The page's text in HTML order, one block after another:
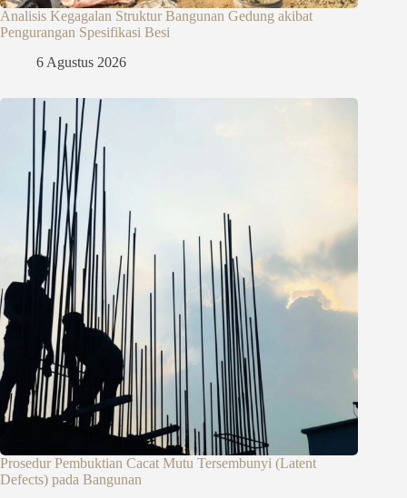
Analisis Kegagalan Struktur Bangunan Gedung akibat
Pengurangan Spesifikasi Besi
6 Agustus 2026
Prosedur Pembuktian Cacat Mutu Tersembunyi (Latent
Defects) pada Bangunan